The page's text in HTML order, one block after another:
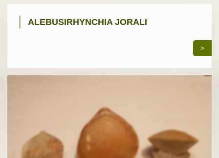
ALEBUSIRHYNCHIA JORALI
>